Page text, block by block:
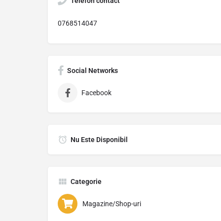
0768514047
Social Networks
Facebook
Nu Este Disponibil
Categorie
Magazine/Shop-uri